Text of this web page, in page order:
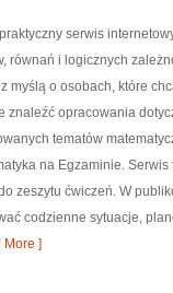
serwis
równań i logicznych
myślą o osobach, które
znaleźć opracowania
tematów
na Egzaminie.
zeszytu ćwiczeń. W
codzienne sytuacje,
More ]